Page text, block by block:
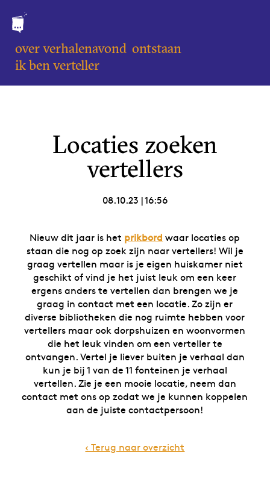
over verhalenavond ontstaan
ik ben verteller
Locaties zoeken
vertellers
08.10.23 |16:56
Nieuw dit jaar is het prikbord waar locaties op
staan die nog op zoek zijn naar vertellers! Wil je
graag vertellen maar is je eigen huiskamer niet
geschikt of vind je het juist leuk om een keer
ergens anders te vertellen dan brengen we je
graag in contact met een locatie. Zo zijn er
diverse bibliotheken die nog ruimte hebben voor
vertellers maar ook dorpshuizen en woonvormen
die het leuk vinden om een verteller te
ontvangen. Vertel je liever buiten je verhaal dan
kun je bij 1 van de 11 fonteinen je verhaal
vertellen. Zie je een mooie locatie, neem dan
contact met ons op zodat we je kunnen koppelen
aan de juiste contactpersoon!
‹ Terug naar overzicht